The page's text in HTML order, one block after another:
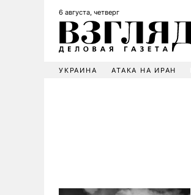
6 августа, четверг
УКРАИНА АТАКА НА ИРАН